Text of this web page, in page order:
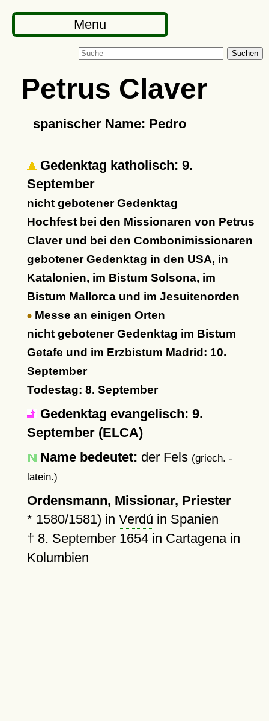
Menu
Suchen
Petrus Claver
spanischer Name: Pedro
Gedenktag katholisch: 9.
September
nicht gebotener Gedenktag
Hochfest bei den Missionaren von Petrus
Claver und bei den Combonimissionaren
gebotener Gedenktag in den USA, in
Katalonien, im Bistum Solsona, im
Bistum Mallorca und im Jesuitenorden
Messe an einigen Orten
nicht gebotener Gedenktag im Bistum
Getafe und im Erzbistum Madrid: 10.
September
Todestag: 8. September
Gedenktag evangelisch: 9.
September (ELCA)
Name bedeutet: der Fels (griech. -
latein.)
Ordensmann, Missionar, Priester
* 1580/1581) in Verdú in Spanien
† 8. September 1654in Cartagenain
Kolumbien